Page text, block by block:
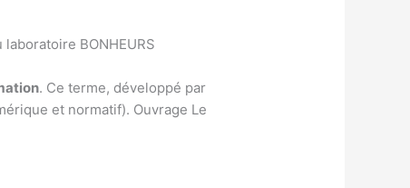
BONHEURS
. Ce terme, développé par
et normatif). Ouvrage Le